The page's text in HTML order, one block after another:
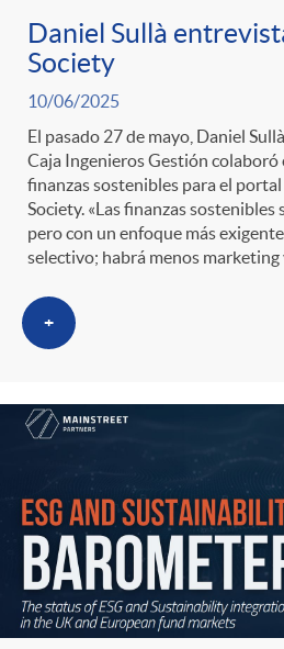
Daniel Sullà
Society
10/06/2025
El pasado 27 de mayo, Daniel
Caja Ingenieros Gestión
finanzas sostenibles para el
Society. «Las finanzas sostenibles
pero con un enfoque más
selectivo; habrá menos marketing
+